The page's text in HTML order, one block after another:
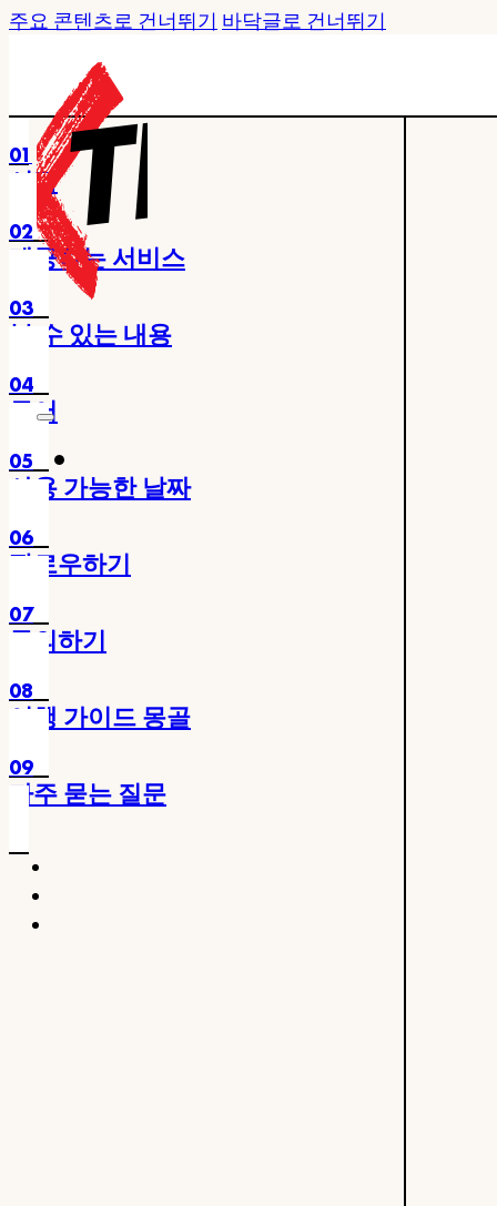
주요 콘텐츠로 건너뛰기 바닥글로 건너뛰기
01
시작
02
제공하는 서비스
03
볼 수 있는 내용
04
투어
05
사용 가능한 날짜
06
팔로우하기
07
문의하기
08
여행 가이드 몽골
09
자주 묻는 질문